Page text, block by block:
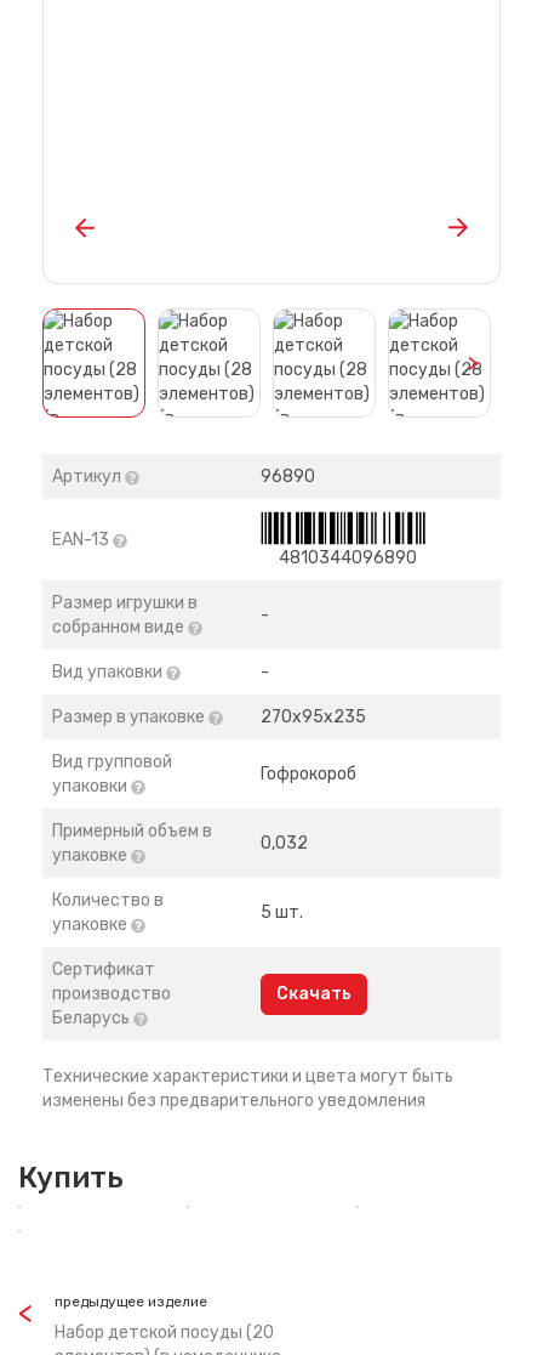
>
Артикул 96890
EAN-13
4810344096890
Размер игрушки в
собранном виде
-
Вид упаковки -
Размер в упаковке 270х95х235
Вид групповой
упаковки
Гофрокороб
Примерный объем в
упаковке
0,032
Количество в
упаковке
5 шт.
Сертификат
производство
Беларусь
Скачать
Технические характеристики и цвета могут быть
изменены без предварительного уведомления
Купить
предыдущее изделие
Набор детской посуды (20